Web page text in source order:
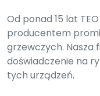
Od ponad 15 lat
producentem
grzewczych. Nasza
doświadczenie na
tych urządzeń.